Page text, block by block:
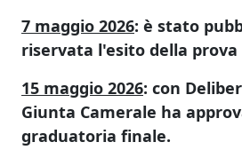
7 maggio 2026: è stato
riservata l'esito della prova
15 maggio 2026: con
Giunta Camerale ha
graduatoria finale.